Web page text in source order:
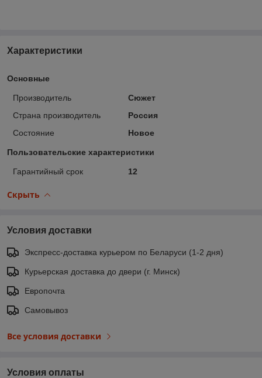
Характеристики
Основные
Производитель
Сюжет
Страна производитель
Россия
Состояние
Новое
Пользовательские характеристики
Гарантийный срок 12
Скрыть
Условия доставки
Экспресс-доставка курьером по Беларуси (1-2 дня)
Курьерская доставка до двери (г. Минск)
Европочта
Самовывоз
Все условия доставки
Условия оплаты